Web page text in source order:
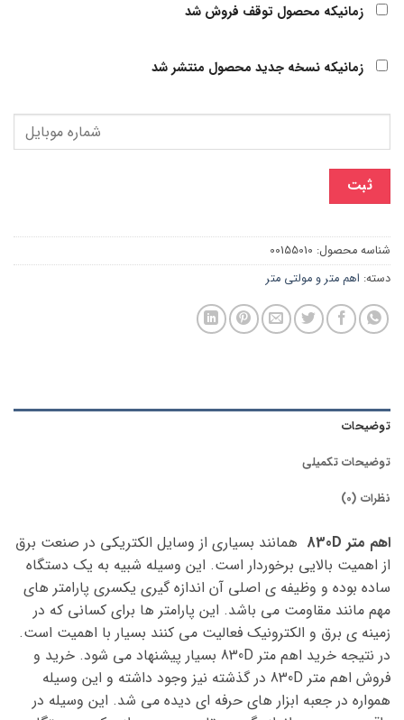
زمانیکه محصول توقف فروش شد
زمانیکه نسخه جدید محصول منتشر شد
ثبت
شناسه محصول: 00155010
دسته: اهم متر و مولتی متر
توضیحات
توضیحات تکمیلی
نظرات (0)
اهم متر 830D
همانند بسیاری از وسایل الکتریکی در صنعت برق
از اهمیت بالایی برخوردار است. این وسیله شبیه به یک دستگاه
ساده بوده و وظیفه ی اصلی آن اندازه گیری یکسری پارامتر های
مهم مانند مقاومت می باشد. این پارامتر ها برای کسانی که در
زمینه ی برق و الکترونیک فعالیت می کنند بسیار با اهمیت است.
در نتیجه خرید اهم متر 830D بسیار پیشنهاد می شود. خرید و
فروش اهم متر 830D در گذشته نیز وجود داشته و این وسیله
همواره در جعبه ابزار های حرفه ای دیده می شد. این وسیله در